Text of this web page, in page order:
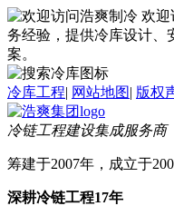
欢迎
务经验，提供冷库设计、
案。
冷库工程| 网站地图| 版权
冷链工程建设集成服务商
筹建于2007年，成立于
深耕冷链工程17年